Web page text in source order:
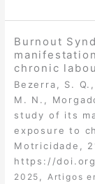
Burnout
chronic
Bezerra, S.
M. N.,
study of its
exposure to
Motricidade,
https://
2025
Artigos